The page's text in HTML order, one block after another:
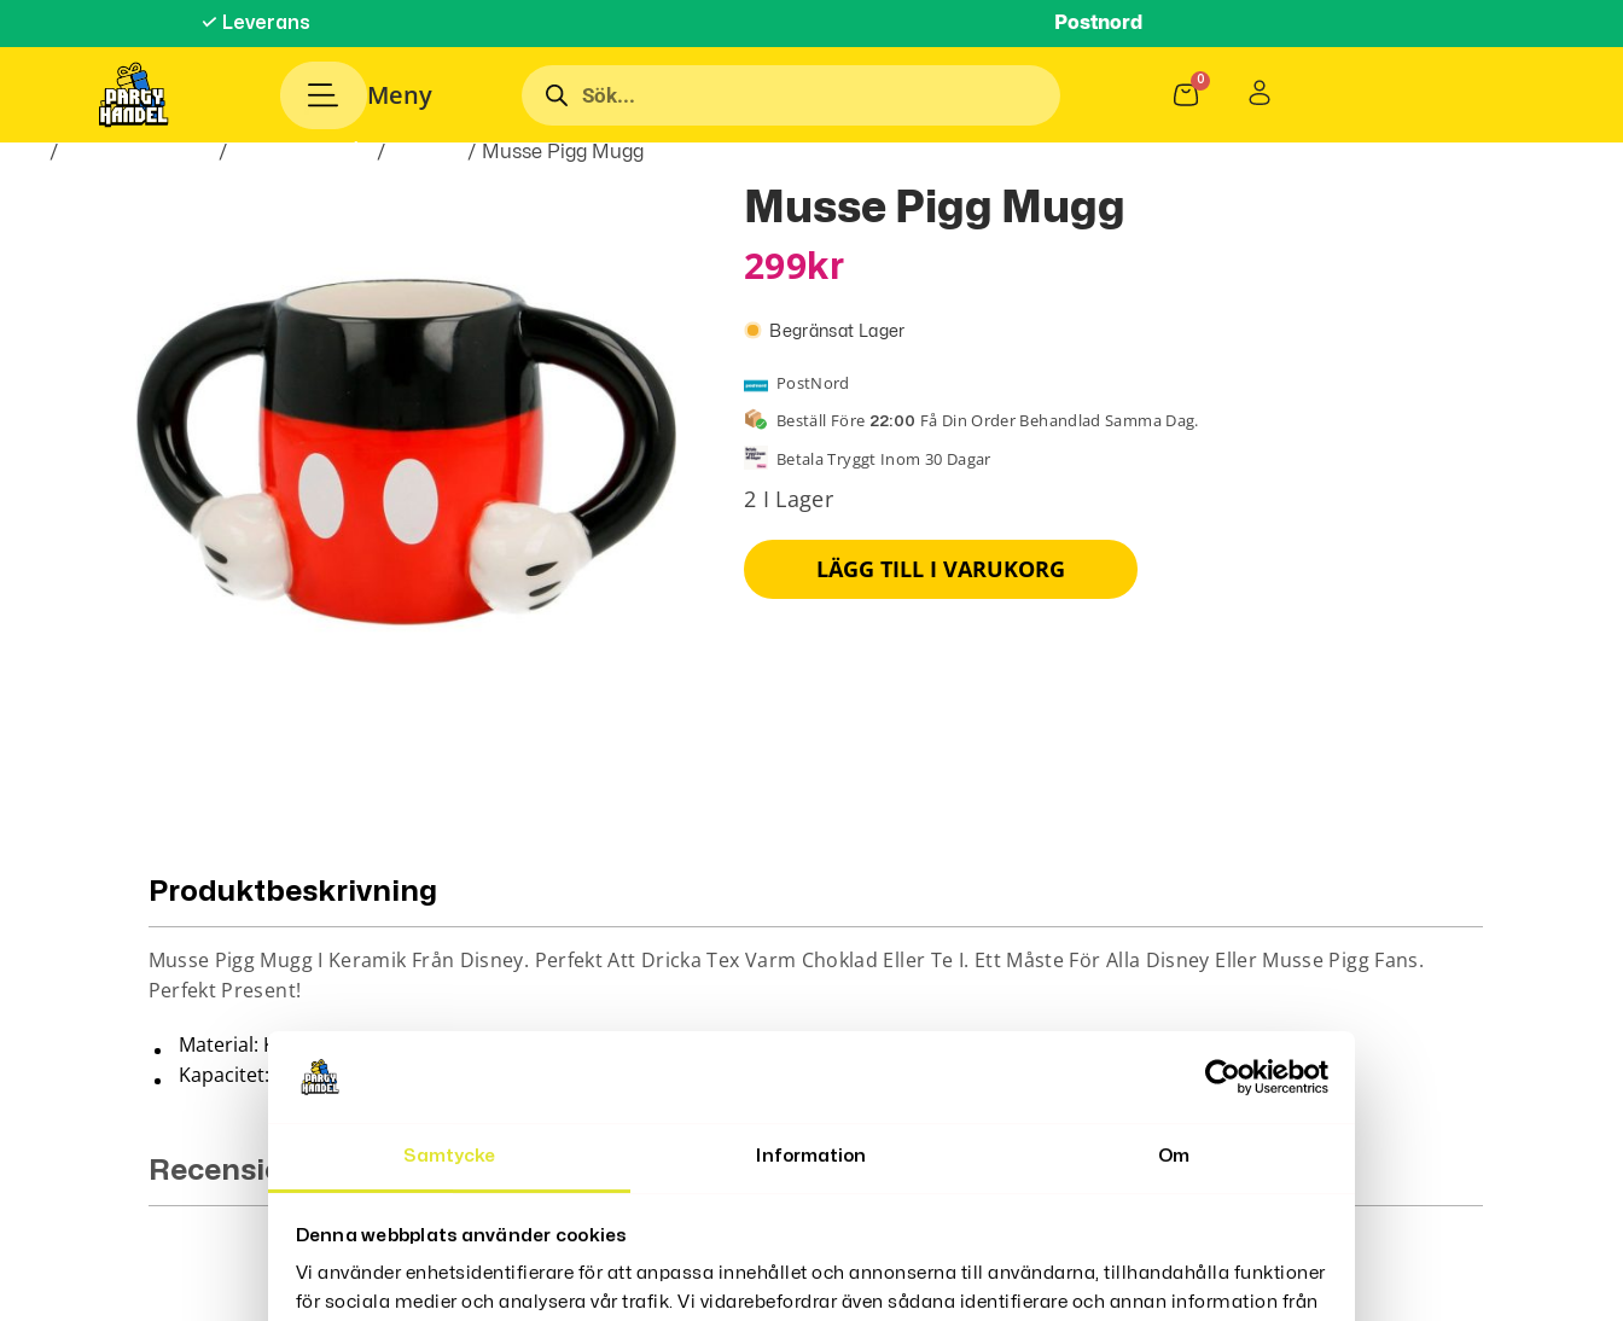
Samtycke Information Om
Denna webbplats använder cookies
Vi använder enhetsidentifierare för att anpassa innehållet och annonserna till användarna, tillhandahålla funktioner
för sociala medier och analysera vår trafik. Vi vidarebefordrar även sådana identifierare och annan information från
✓ Leverans Postnord
Meny
/ / / / Musse Pigg Mugg
Musse Pigg Mugg
299 Kr
Begränsat Lager
PostNord
Beställ Före 22:00 Få Din Order Behandlad Samma Dag.
Betala Tryggt Inom 30 Dagar
2 I Lager
LÄGG TILL I VARUKORG
Produktbeskrivning
Musse Pigg Mugg I Keramik Från Disney. Perfekt Att Dricka Tex Varm Choklad Eller Te I. Ett Måste För Alla Disney Eller Musse Pigg Fans.
Perfekt Present!
Material: Keramik
Kapacitet: 340ml
Recensioner (0)